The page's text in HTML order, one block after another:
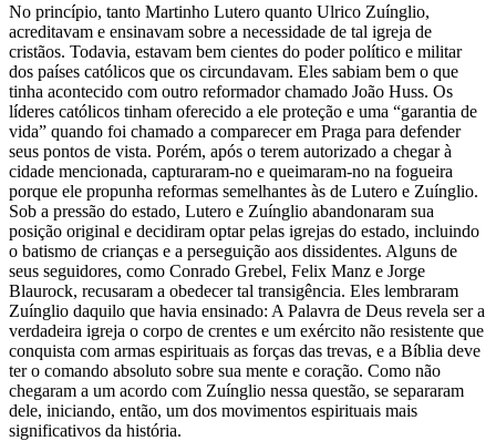
No princípio, tanto Martinho Lutero quanto Ulrico Zuínglio,
acreditavam e ensinavam sobre a necessidade de tal igreja de
cristãos. Todavia, estavam bem cientes do poder político e militar
dos países católicos que os circundavam. Eles sabiam bem o que
tinha acontecido com outro reformador chamado João Huss. Os
líderes católicos tinham oferecido a ele proteção e uma “garantia de
vida” quando foi chamado a comparecer em Praga para defender
seus pontos de vista. Porém, após o terem autorizado a chegar à
cidade mencionada, capturaram-no e queimaram-no na fogueira
porque ele propunha reformas semelhantes às de Lutero e Zuínglio.
Sob a pressão do estado, Lutero e Zuínglio abandonaram sua
posição original e decidiram optar pelas igrejas do estado, incluindo
o batismo de crianças e a perseguição aos dissidentes. Alguns de
seus seguidores, como Conrado Grebel, Felix Manz e Jorge
Blaurock, recusaram a obedecer tal transigência. Eles lembraram
Zuínglio daquilo que havia ensinado: A Palavra de Deus revela ser a
verdadeira igreja o corpo de crentes e um exército não resistente que
conquista com armas espirituais as forças das trevas, e a Bíblia deve
ter o comando absoluto sobre sua mente e coração. Como não
chegaram a um acordo com Zuínglio nessa questão, se separaram
dele, iniciando, então, um dos movimentos espirituais mais
significativos da história.